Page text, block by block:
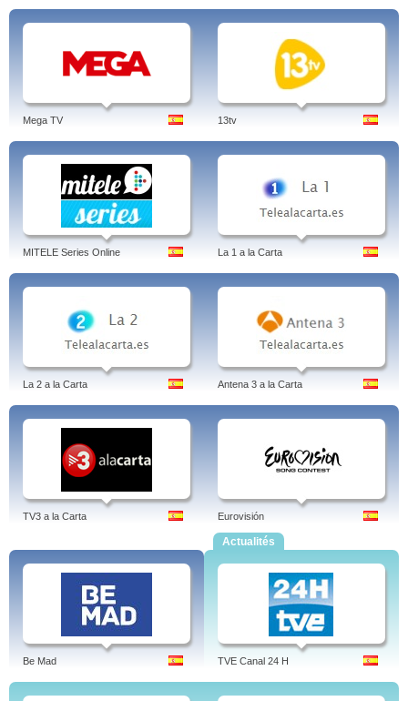
Mega TV 13tv
MITELE Series Online La 1 a la Carta
La 2 a la Carta Antena 3 a la Carta
TV3 a la Carta Eurovisión
Be Mad
Actualités
TVE Canal 24 H